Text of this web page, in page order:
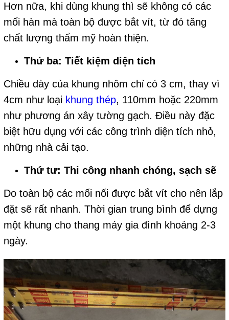
Hơn nữa, khi dùng khung thì sẽ không có các
mối hàn mà toàn bộ được bắt vít, từ đó tăng
chất lượng thẩm mỹ hoàn thiện.
Thứ ba: Tiết kiệm diện tích
Chiều dày của khung nhôm chỉ có 3 cm, thay vì
4cm như loại khung thép, 110mm hoặc 220mm
như phương án xây tường gạch. Điều này đặc
biệt hữu dụng với các công trình diện tích nhỏ,
những nhà cải tạo.
Thứ tư: Thi công nhanh chóng, sạch sẽ
Do toàn bộ các mối nối được bắt vít cho nên lắp
đặt sẽ rất nhanh. Thời gian trung bình để dựng
một khung cho thang máy gia đình khoảng 2-3
ngày.